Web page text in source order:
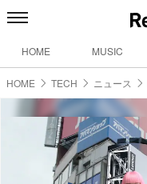
HOME MUSIC
HOME TECH ニュース